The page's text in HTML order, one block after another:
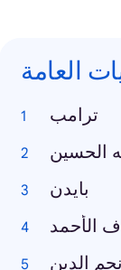
العامة
ترامب
الحسين
بايدن
الأحمد
الدين